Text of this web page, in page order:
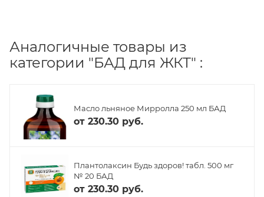
Аналогичные товары из
категории "БАД для ЖКТ" :
Масло льняное Мирролла 250 мл БАД
от 230.30 руб.
Плантолаксин Будь здоров! табл. 500 мг
№ 20 БАД
от 230.30 руб.